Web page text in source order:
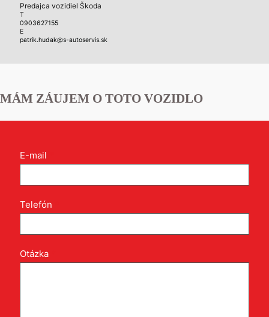
Predajca vozidiel Škoda
T
0903627155
E
patrik.hudak@s-autoservis.sk
MÁM ZÁUJEM O TOTO VOZIDLO
Kontakt
formulár
E-mail
Telefón
Otázka